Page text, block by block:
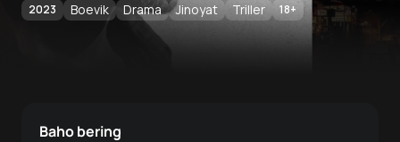
2023 Boevik Drama Jinoyat Triller 18+
Baho bering